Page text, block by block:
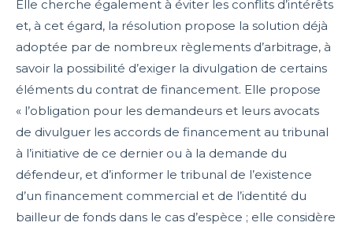
Elle cherche également à éviter les conflits d’intérêts
et, à cet égard, la résolution propose la solution déjà
adoptée par de nombreux règlements d’arbitrage, à
savoir la possibilité d’exiger la divulgation de certains
éléments du contrat de financement. Elle propose
« l’obligation pour les demandeurs et leurs avocats
de divulguer les accords de financement au tribunal
à l’initiative de ce dernier ou à la demande du
défendeur, et d’informer le tribunal de l’existence
d’un financement commercial et de l’identité du
bailleur de fonds dans le cas d’espèce ; elle considère